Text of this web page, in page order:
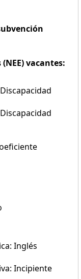
vacantes:
Inglés
Incipiente